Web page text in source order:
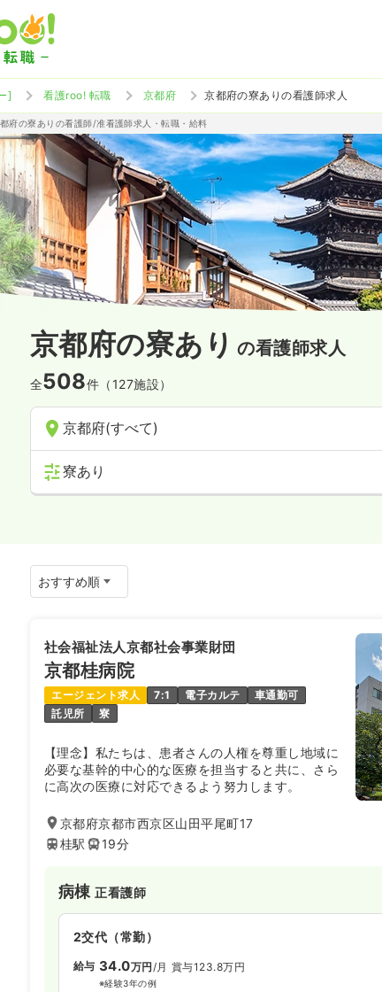
] 看護roo! 転職 京都府 京都府の寮ありの看護師求人
府の寮ありの看護師/准看護師求人・転職・給料
京都府の寮あり の看護師求人
全508件（127施設）
京都府(すべて)
寮あり
社会福祉法人京都社会事業財団
京都桂病院
エージェント求人 7:1 電子カルテ
車通勤可
託児所
寮
【理念】私たちは、患者さんの人権を尊重し地域に
必要な基幹的中心的な医療を担当すると共に、さら
に高次の医療に対応できるよう努力します。
京都府京都市西京区山田平尾町17
桂駅
19分
病棟正看護師
2交代（常勤）
給与 34.0万円/月 賞与123.8万円
※経験3年の例